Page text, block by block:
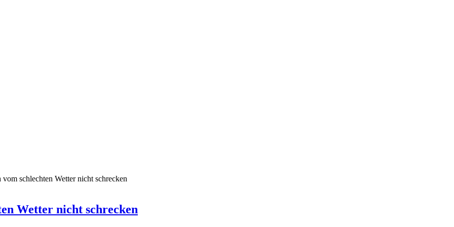
vom schlechten Wetter nicht schrecken
Wetter nicht schrecken